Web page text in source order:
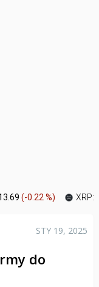
(-0.22 %) XRP:
STY 19, 2025
do